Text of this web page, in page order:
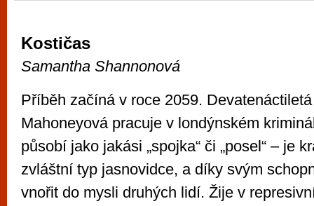
Kostičas
Samantha Shannonová
Příběh začíná v roce 2059.
Mahoneyová pracuje v londýnském
působí jako jakási „spojka“ či „posel“ – je
zvláštní typ jasnovidce, a díky svým
vnořit do mysli druhých lidí. Žije v